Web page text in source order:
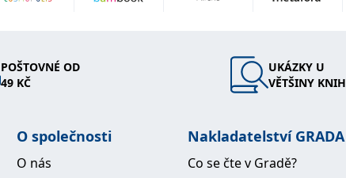
POŠTOVNÉ OD
49 KČ
UKÁZKY U
VĚTŠINY KNIH
O společnosti
O nás
Nakladatelství GRADA
Co se čte v Gradě?